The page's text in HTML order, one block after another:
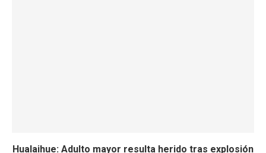
Hualaihue: Adulto mayor resulta herido tras explosión